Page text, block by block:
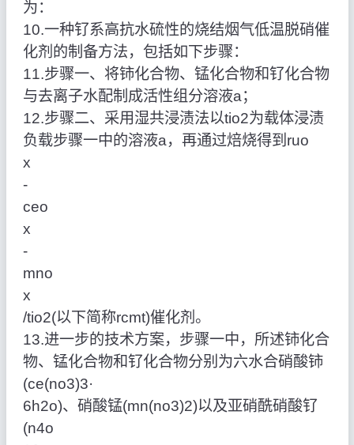
为：
10.一种钌系高抗水硫性的烧结烟气低温脱硝催
化剂的制备方法，包括如下步骤：
11.步骤一、将铈化合物、锰化合物和钌化合物
与去离子水配制成活性组分溶液a；
12.步骤二、采用湿共浸渍法以tio2为载体浸渍
负载步骤一中的溶液a，再通过焙烧得到ruo
x
‑
ceo
x
‑
mno
x
/tio2(以下简称rcmt)催化剂。
13.进一步的技术方案，步骤一中，所述铈化合
物、锰化合物和钌化合物分别为六水合硝酸铈
(ce(no3)3·
6h2o)、硝酸锰(mn(no3)2)以及亚硝酰硝酸钌
(n4o